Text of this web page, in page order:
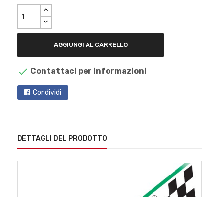
AGGIUNGI AL CARRELLO
 Contattaci per informazioni
Condividi
DETTAGLI DEL PRODOTTO